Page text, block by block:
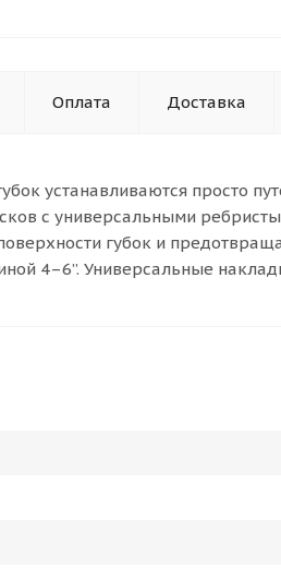
Оплата Доставка
устанавливаются просто
с универсальными
губок и
4–6”. Универсальные